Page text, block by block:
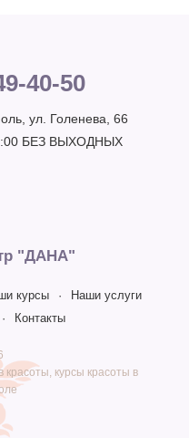
"ДАНА"
курсы
Наши услуги
Контакты
курсы красоты в
40-50
ул. Голенева, 66
БЕЗ ВЫХОДНЫХ